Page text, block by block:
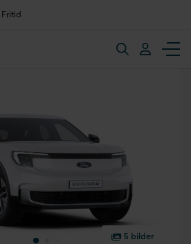
5 bilder